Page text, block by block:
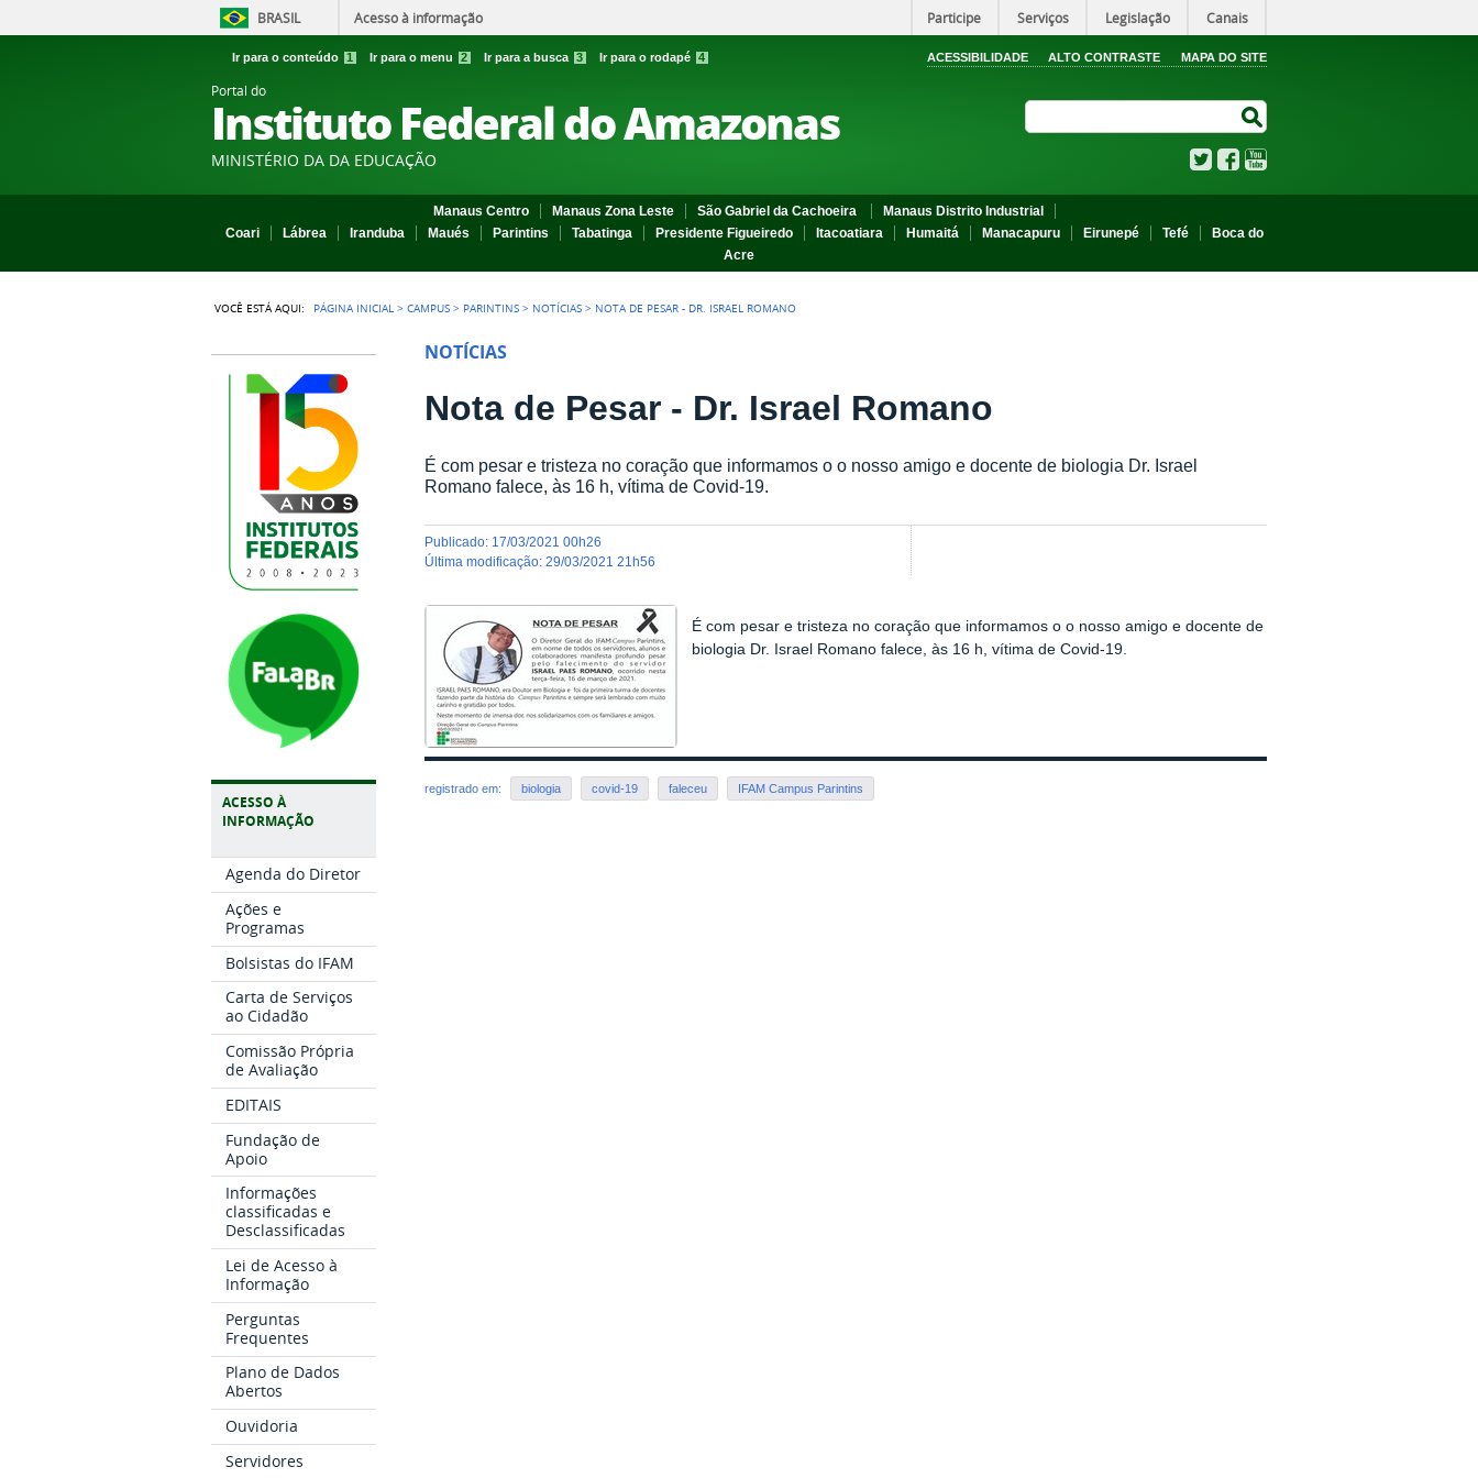
BRASIL Acesso à informação Participe Serviços Legislação Canais
Ir para o conteúdo 1 Ir para o menu 2 Ir para a busca 3 Ir para o rodapé 4 ACESSIBILIDADE ALTO CONTRASTE MAPA DO SITE
Portal do
Instituto Federal do Amazonas
MINISTÉRIO DA DA EDUCAÇÃO TwitterFacebook
Manaus Centro Manaus Zona Leste São Gabriel da Cachoeira
Manaus Distrito Industrial
Coari
Lábrea Iranduba Maués Parintins Tabatinga Presidente Figueiredo Itacoatiara Humaitá Manacapuru Eirunepé Tefé
Boca do
Acre
VOCÊ ESTÁ AQUI: PÁGINA INICIAL >CAMPUS > PARINTINS > NOTÍCIAS > NOTA DE PESAR - DR. ISRAEL ROMANO
ACESSO À
INFORMAÇÃO
Agenda do Diretor
Ações e
Programas
Bolsistas do IFAM
Carta de Serviços
ao Cidadão
Comissão Própria
de Avaliação
EDITAIS
Fundação de
Apoio
Informações
classificadas e
Desclassificadas
Lei de Acesso à
Informação
Perguntas
Frequentes
Plano de Dados
Abertos
Ouvidoria
Servidores
NOTÍCIAS
Nota de Pesar - Dr. Israel Romano
É com pesar e tristeza no coração que informamos o o nosso amigo e docente de biologia Dr. Israel
Romano falece, às 16 h, vítima de Covid-19.
publicado: 17/03/2021 00h26
última modificação:29/03/2021 21h56
É com pesar e tristeza no coração que informamos o o nosso amigo e docente de
biologia Dr. Israel Romano falece, às 16 h, vítima de Covid-19.
registrado em: biologia covid-19 faleceu IFAM Campus Parintins